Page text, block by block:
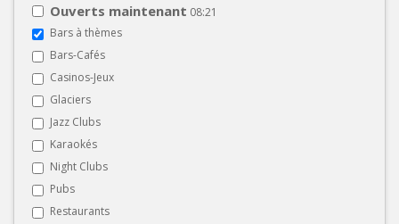
Ouverts maintenant 08:21
Bars à thèmes
Bars-Cafés
Casinos-Jeux
Glaciers
Jazz Clubs
Karaokés
Night Clubs
Pubs
Restaurants